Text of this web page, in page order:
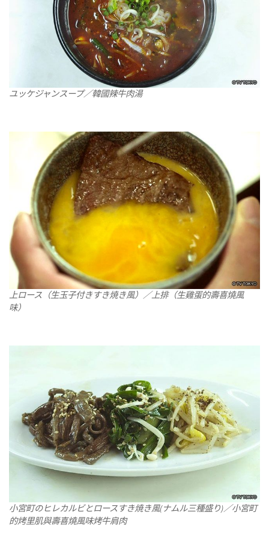
ユッケジャンスープ／韓國辣牛肉湯
上ロース（生玉子付きすき焼き風）／上排（生雞蛋的壽喜燒風
味）
小宮町のヒレカルビとロースすき焼き風(ナムル三種盛り)／小宮町
的烤里肌與壽喜燒風味烤牛肩肉